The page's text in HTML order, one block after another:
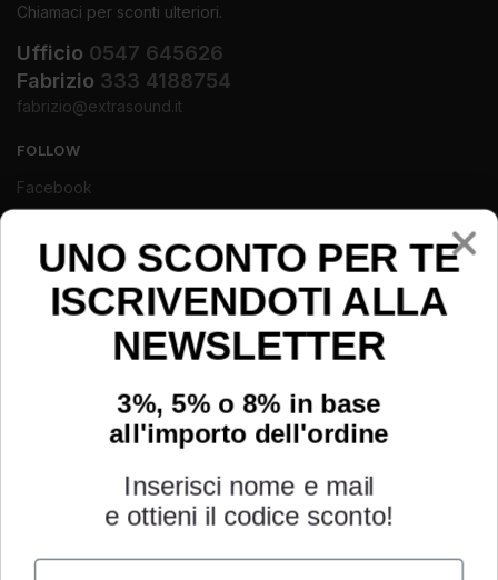
Chiamaci per sconti ulteriori.
Ufficio 0547 645626
Fabrizio 333 4188754
fabrizio@extrasound.it
FOLLOW
Facebook
Instagram
Youtube
UNO SCONTO PER TE
ISCRIVENDOTI ALLA
NEWSLETTER
3%, 5% o 8% in base
all'importo dell'ordine
Inserisci nome e mail
e ottieni il codice sconto!
Name